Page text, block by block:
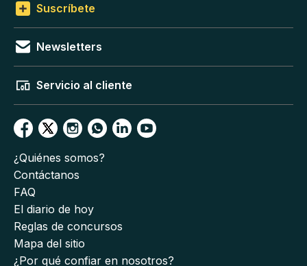
Suscríbete
Newsletters
Servicio al cliente
¿Quiénes somos?
Contáctanos
FAQ
El diario de hoy
Reglas de concursos
Mapa del sitio
¿Por qué confiar en nosotros?